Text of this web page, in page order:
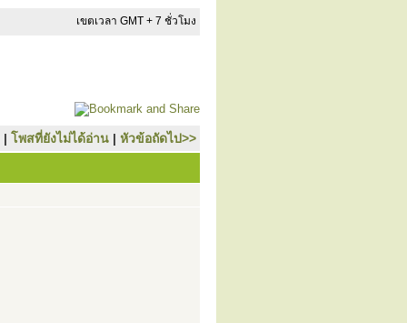
เขตเวลา GMT + 7 ชั่วโมง
| โพสที่ยังไม่ได้อ่าน | หัวข้อถัดไป>>